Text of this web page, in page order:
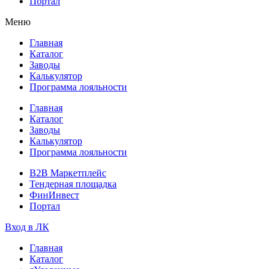
Меню
Главная
Каталог
Заводы
Калькулятор
Программа лояльности
Главная
Каталог
Заводы
Калькулятор
Программа лояльности
B2B Маркетплейс
Тендерная площадка
ФинИнвест
Портал
Вход в ЛК
Главная
Каталог